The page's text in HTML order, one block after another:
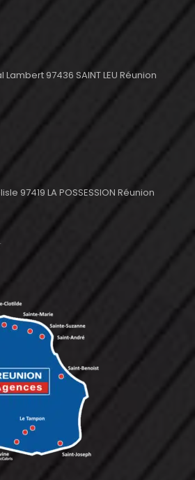
97436 SAINT LEU Réunion
97419 LA POSSESSION Réunion